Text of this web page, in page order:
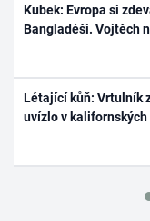
Kubek: Evropa si
Bangladéši. Vojtěch
Létající kůň: Vrtulník
uvízlo v kalifornských